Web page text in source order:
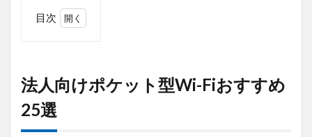
目次
け
ポ
ケ
ッ
法人向けポケット型Wi-Fiおすすめ
25選